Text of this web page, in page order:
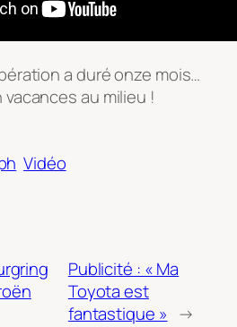
a duré onze mois…
au milieu !
Vidéo
Publicité : « Ma
Toyota est
fantastique » →